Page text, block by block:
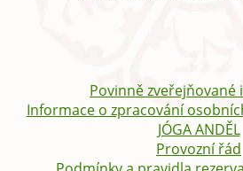
Povinně zveřejňované
Informace o zpracování
JÓGA ANDĚL
Provozní řád